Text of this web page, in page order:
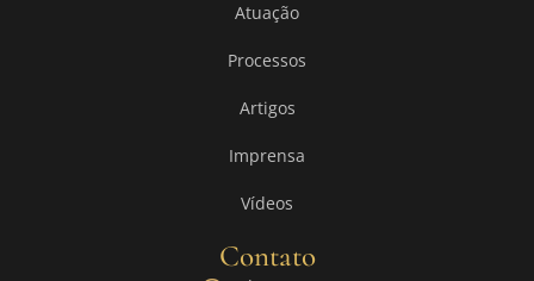
Atuação
Processos
Artigos
Imprensa
Vídeos
Contato